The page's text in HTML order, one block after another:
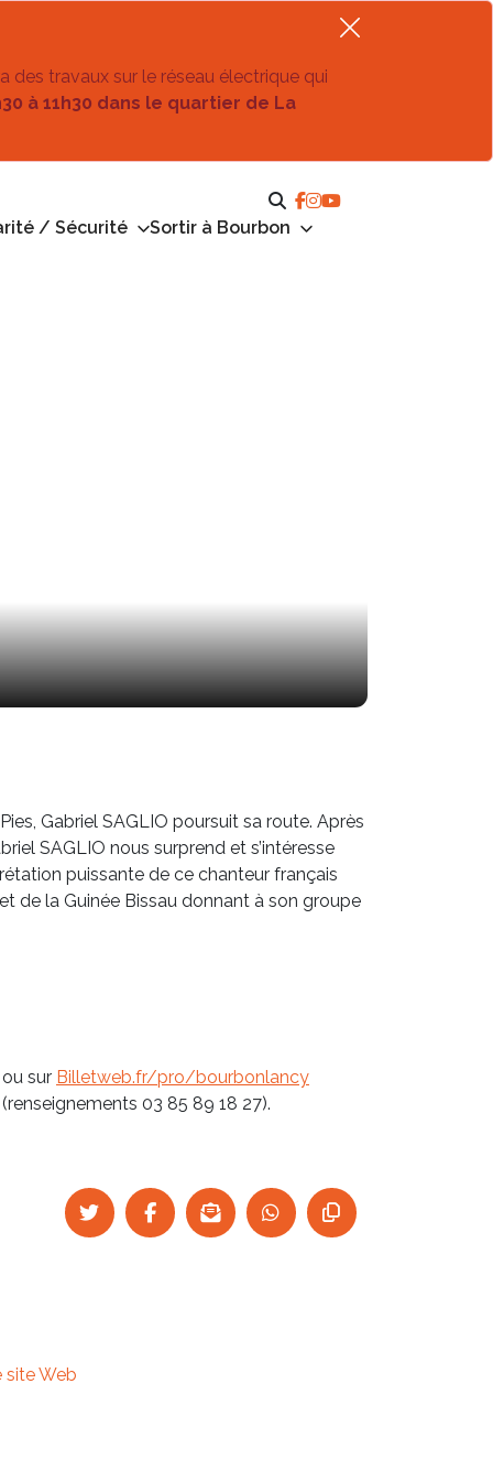
des travaux sur le réseau électrique qui
à 11h30 dans le quartier de La
/ Sécurité Sortir à Bourbon
Gabriel SAGLIO poursuit sa route. Après
SAGLIO nous surprend et s’intéresse
puissante de ce chanteur français
de la Guinée Bissau donnant à son groupe
sur Billetweb.fr/pro/bourbonlancy
03 85 89 18 27).
site Web